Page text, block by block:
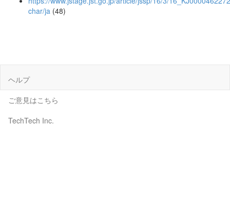
char/ja (48)
ヘルプ
ご意見はこちら
TechTech Inc.